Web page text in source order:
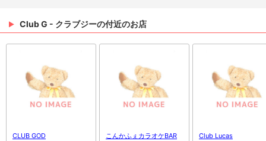
Club G - クラブジーの付近のお店
CLUB GOD
こんかふぇカラオケBAR
Club Lucas